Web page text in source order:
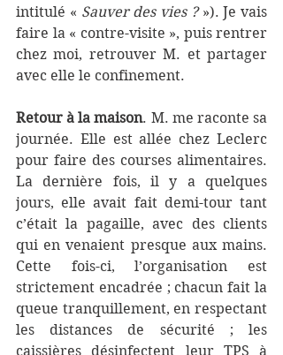
intitulé « Sauver des vies ? »). Je vais
faire la « contre-visite », puis rentrer
chez moi, retrouver M. et partager
avec elle le confinement.
Retour à la maison. M. me raconte sa
journée. Elle est allée chez Leclerc
pour faire des courses alimentaires.
La dernière fois, il y a quelques
jours, elle avait fait demi-tour tant
c’était la pagaille, avec des clients
qui en venaient presque aux mains.
Cette fois-ci, l’organisation est
strictement encadrée ; chacun fait la
queue tranquillement, en respectant
les distances de sécurité ; les
caissières désinfectent leur TPS à